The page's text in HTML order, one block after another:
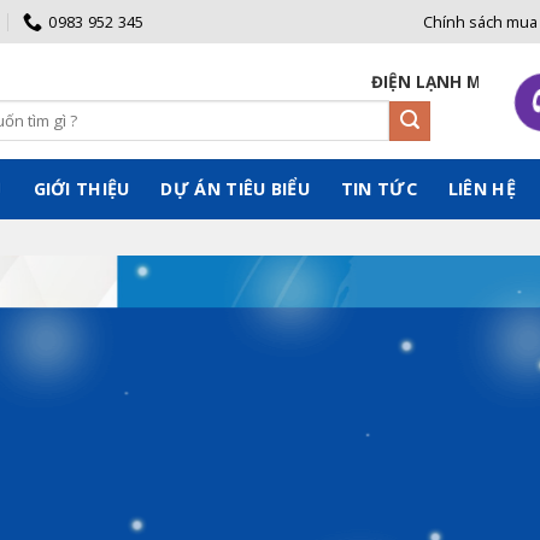
0983 952 345 Chính sách
ĐIỆN LẠNH MIỀN BẮC CAM KẾT BÁN
GIỚI THIỆU DỰ ÁN TIÊU BIỂU TIN TỨC LIÊN HỆ